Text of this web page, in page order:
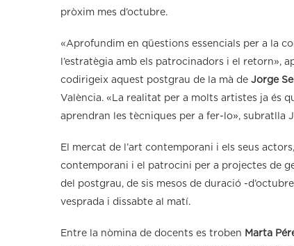
pròxim mes d’octubre.
«Aprofundim en qüestions essencials per a la
l’estratègia amb els patrocinadors i el retorn»,
codirigeix aquest postgrau de la mà de Jorge
València. «La realitat per a molts artistes ja és
aprendran les tècniques per a fer-lo», subratlla
El mercat de l’art contemporani i els seus
contemporani i el patrocini per a projectes de
del postgrau, de sis mesos de duració -
vesprada i dissabte al matí.
Entre la nòmina de docents es troben Marta